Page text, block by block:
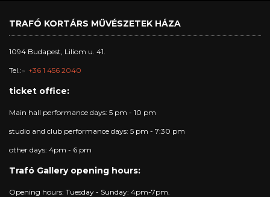
TRAFÓ KORTÁRS MŰVÉSZETEK HÁZA
1094 Budapest, Liliom u. 41.
Tel.: +36 1 456 2040
ticket office:
Main hall performance days: 5 pm - 10 pm
studio and club performance days: 5 pm - 7:30 pm
other days: 4pm - 6 pm
Trafó Gallery opening hours:
Opening hours: Tuesday - Sunday: 4pm-7pm.